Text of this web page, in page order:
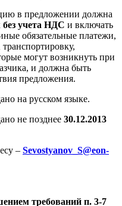
в предложении должна
без учета НДС и включать
обязательные платежи,
могут возникнуть при
и должна быть
предложения.
на русском языке.
не позднее 30.12.2013
– Sevostyanov_S@eon-
требований п. 3-7